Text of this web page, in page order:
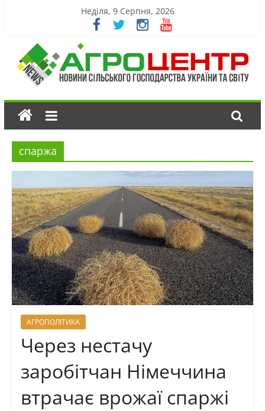
Неділя, 9 Серпня, 2026
спаржа
АГРОПОЛІТИКА
Через нестачу
заробітчан Німеччина
втрачає врожаї спаржі